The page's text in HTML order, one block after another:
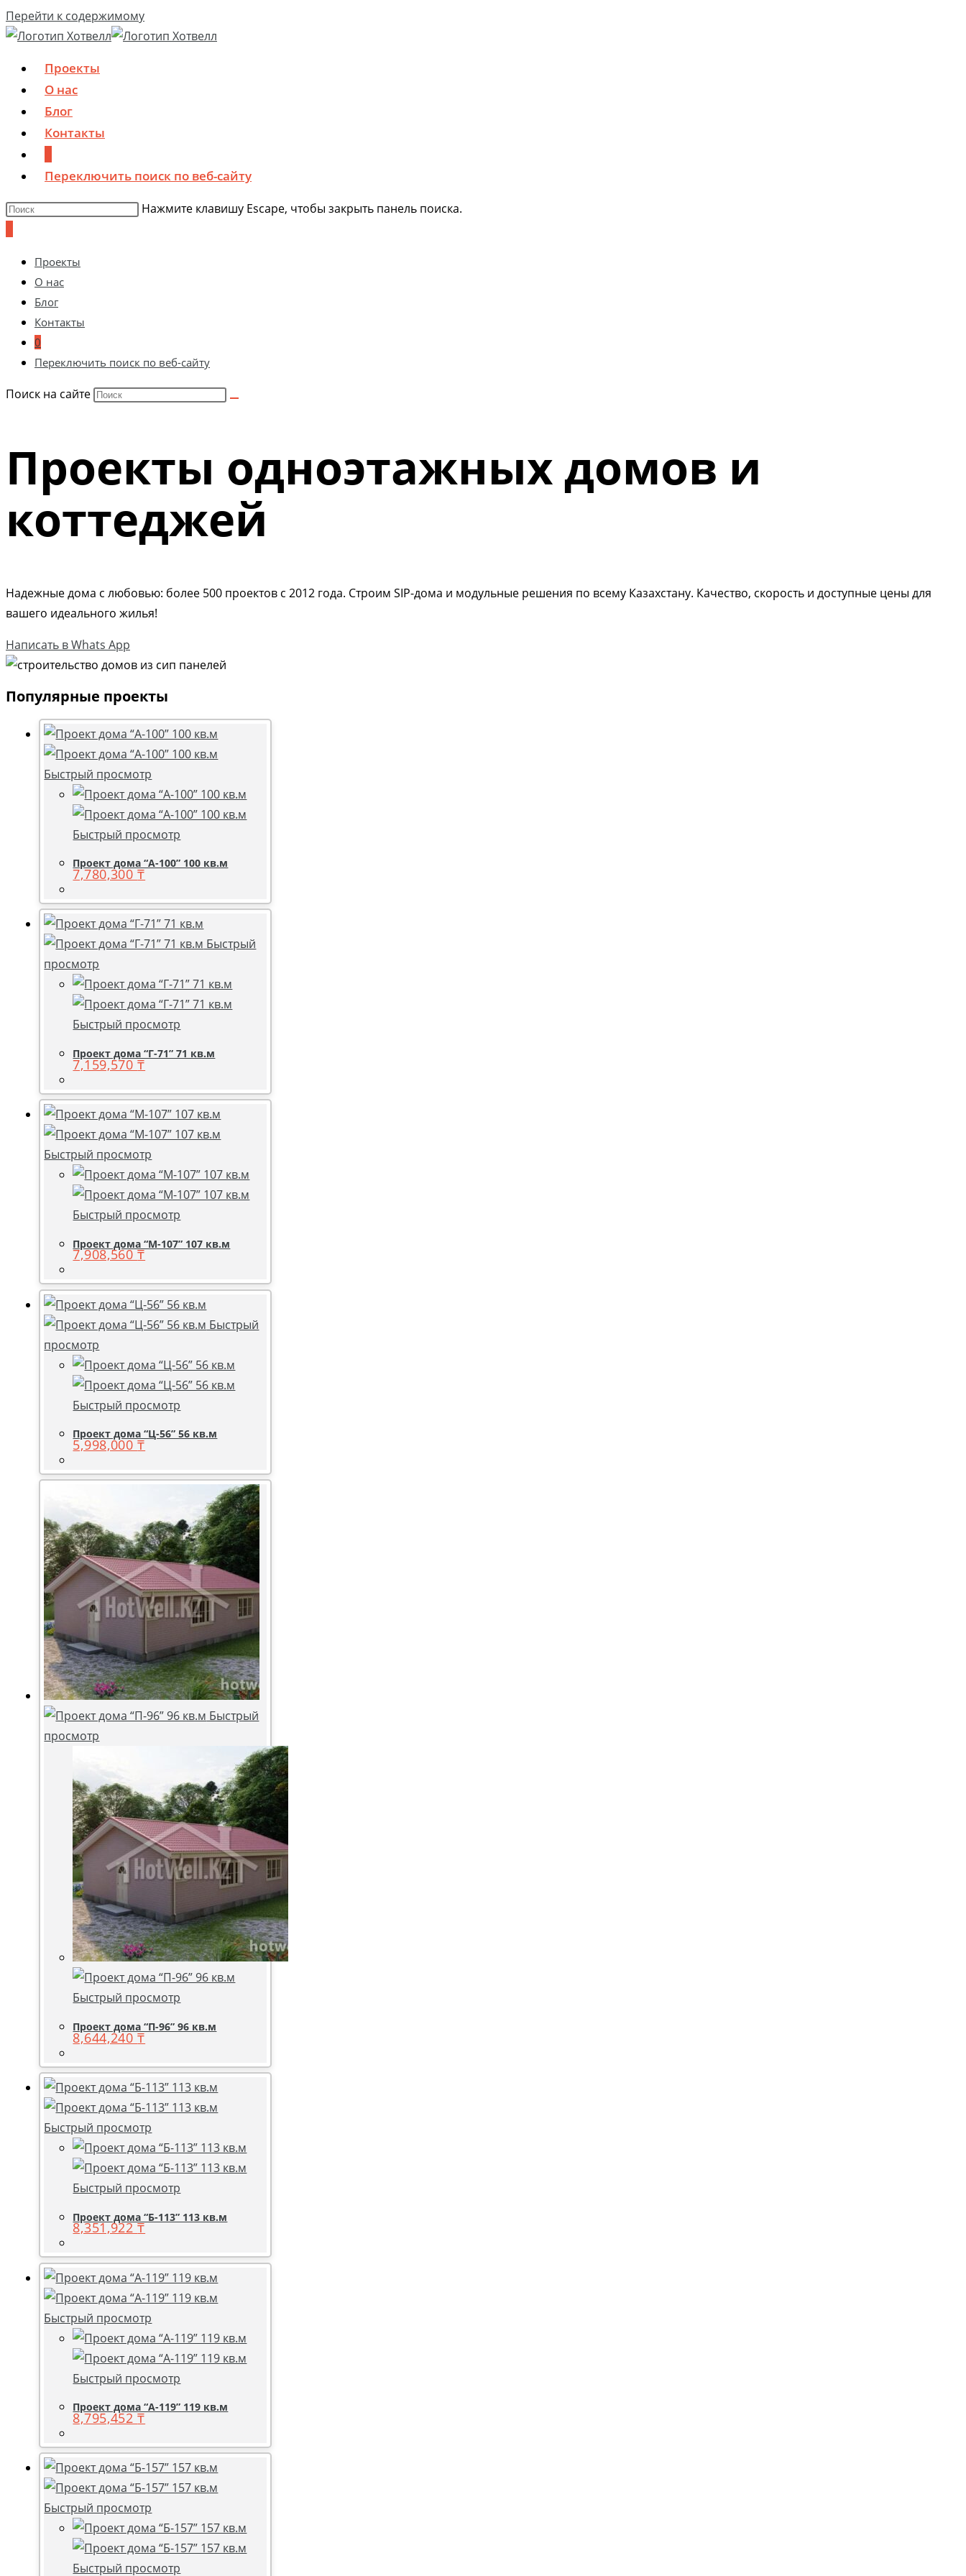
Перейти к содержимому
Проекты
О нас
Блог
Контакты
Переключить поиск по веб-сайту
Нажмите клавишу Escape, чтобы закрыть панель поиска.
Проекты
О нас
Блог
Контакты
0
Переключить поиск по веб-сайту
Поиск на сайте
Проекты одноэтажных домов и
коттеджей
Надежные дома с любовью: более 500 проектов с 2012 года. Строим SIP-дома и модульные решения по всему Казахстану. Качество, скорость и доступные цены для
вашего идеального жилья!
Написать в Whats App
Популярные проекты
Быстрый просмотр
Быстрый просмотр
Проект дома “А-100” 100 кв.м
7,780,300₸
Быстрый
просмотр
Быстрый просмотр
Проект дома “Г-71” 71 кв.м
7,159,570₸
Быстрый просмотр
Быстрый просмотр
Проект дома “М-107” 107 кв.м
7,908,560₸
Быстрый
просмотр
Быстрый просмотр
Проект дома “Ц-56” 56 кв.м
5,998,000₸
Быстрый
просмотр
Быстрый просмотр
Проект дома “П-96” 96 кв.м
8,644,240₸
Быстрый просмотр
Быстрый просмотр
Проект дома “Б-113” 113 кв.м
8,351,922₸
Быстрый просмотр
Быстрый просмотр
Проект дома “А-119” 119 кв.м
8,795,452₸
Быстрый просмотр
Быстрый просмотр